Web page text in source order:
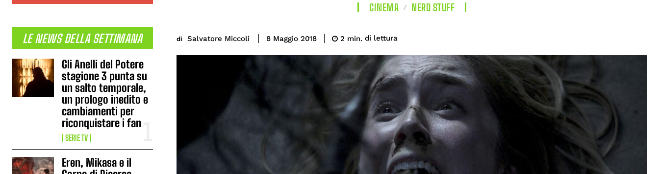
LE NEWS DELLA SETTIMANA
Gli Anelli del Potere
stagione 3 punta su
un salto temporale,
un prologo inedito e
cambiamenti per
riconquistare i fan
SERIE TV
Eren, Mikasa e il
CINEMA NERD STUFF
di Salvatore Miccoli 8 Maggio 2018 2 min. di lettura